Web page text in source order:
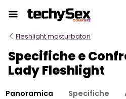
contenuto
Fleshlight masturbatori
Specifiche e
Lady Fleshlight
Panoramica Specifiche